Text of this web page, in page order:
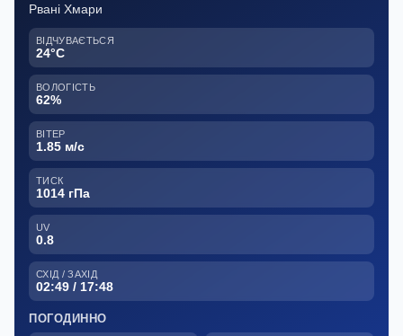
Рвані Хмари
ВІДЧУВАЄТЬСЯ
24°C
ВОЛОГІСТЬ
62%
ВІТЕР
1.85 м/с
ТИСК
1014 гПа
UV
0.8
СХІД / ЗАХІД
02:49 / 17:48
ПОГОДИННО